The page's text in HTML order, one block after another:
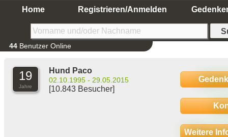
Home Registrieren/Anmelden
44 Benutzer Online
19
Jahre
Hund Paco
02.10.1995 - 29.05.2015
[10.843 Besucher]
Weitere